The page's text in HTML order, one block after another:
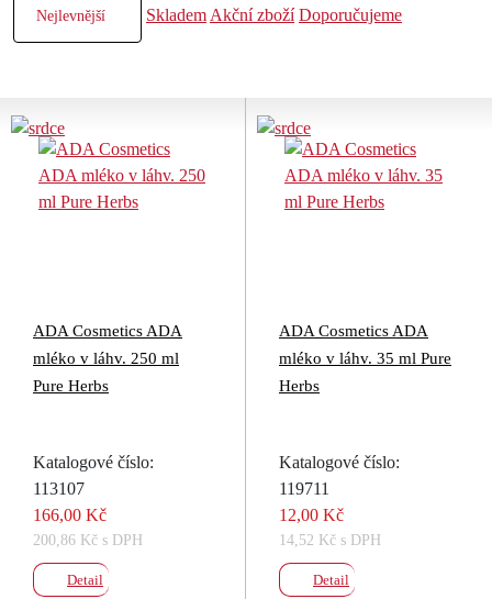
Skladem Akční zboží Doporučujeme
ADA Cosmetics ADA
mléko v láhv. 250 ml
Pure Herbs
Katalogové číslo:
113107
166,00 Kč
200,86 Kč s DPH
Detail
ADA Cosmetics ADA
mléko v láhv. 35 ml Pure
Herbs
Katalogové číslo:
119711
12,00 Kč
14,52 Kč s DPH
Detail